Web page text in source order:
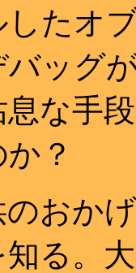
したオ
バッグ
息な手
？
のおか
知る。